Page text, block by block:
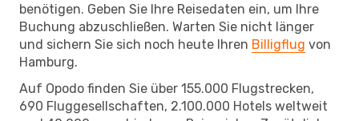
benötigen. Geben Sie Ihre Reisedaten ein, um Ihre
Buchung abzuschließen. Warten Sie nicht länger
und sichern Sie sich noch heute Ihren Billigflug von
Hamburg.
Auf Opodo finden Sie über 155.000 Flugstrecken,
690 Fluggesellschaften, 2.100.000 Hotels weltweit